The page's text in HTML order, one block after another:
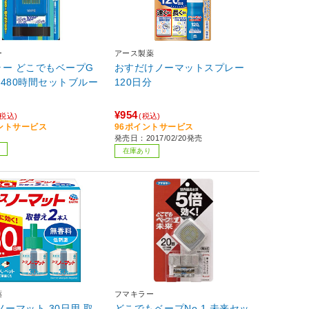
どこでもベープG
時間セットブルー
込)
トサービス
アース製薬
おすだけノーマットスプレー
120日分
¥954(税込)
96ポイントサービス
発売日：2017/02/20発売
在庫あり
フマキラー